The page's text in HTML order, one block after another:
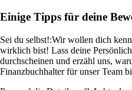
Einige Tipps für deine
Sei du selbst!:Wir wollen dich
wirklich bist! Lass deine
durchscheinen und erzähl uns,
Finanzbuchhalter für unser Team